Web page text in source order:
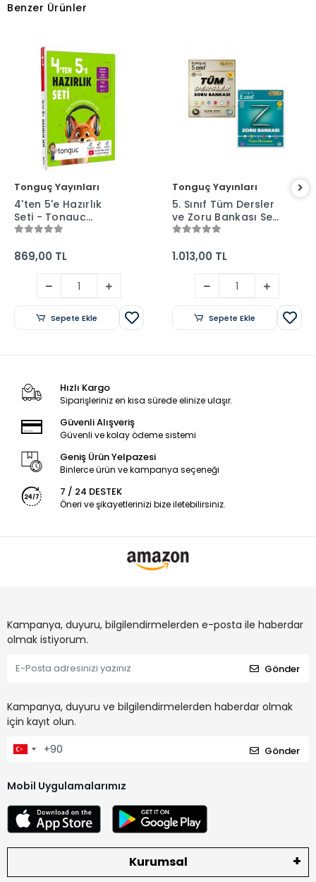
Benzer Ürünler
Tonguç Yayınları
4'ten 5'e Hazırlık
Seti - Tonguç
Yayınları
869,00 TL
Sepete Ekle
Tonguç Yayınları
5. Sınıf Tüm Dersler
ve Zoru Bankası Seti
- Tonguç Yayınları
1.013,00 TL
Sepete Ekle
Hızlı Kargo
Siparişleriniz en kısa sürede elinize ulaşır.
Güvenli Alışveriş
Güvenli ve kolay ödeme sistemi
Geniş Ürün Yelpazesi
Binlerce ürün ve kampanya seçeneği
7 / 24 DESTEK
Öneri ve şikayetlerinizi bize iletebilirsiniz.
Kampanya, duyuru, bilgilendirmelerden e-posta ile haberdar
olmak istiyorum.
Gönder
Kampanya, duyuru ve bilgilendirmelerden haberdar olmak
için kayıt olun.
Gönder
Mobil Uygulamalarımız
Kurumsal